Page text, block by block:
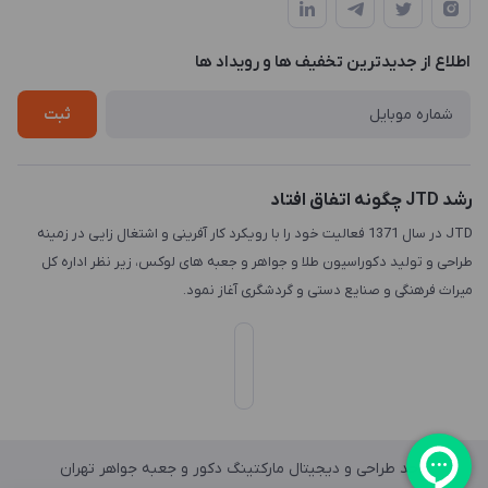
لیست محصولات
درباره ما
چاپ و حکاکی
طراحی سه بعدی
اطلاع از جدیدترین تخفیف ها و رویداد ها
ثبت
رشد JTD چگونه اتفاق افتاد
JTD در سال 1371 فعالیت خود را با رویکرد کار آفرینی و اشتغال زایی در زمینه
طراحی و تولید دکوراسیون طلا و جواهر و جعبه های لوکس، زیر نظر اداره کل
میراث فرهنگی و صنایع دستی و گردشگری آغاز نمود.
واحد طراحی و دیجیتال مارکتینگ دکور و جعبه جواهر تهران